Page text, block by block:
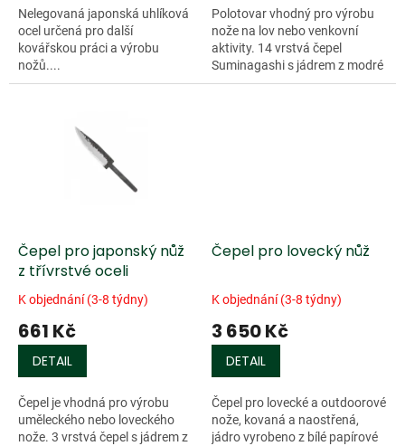
Nelegovaná japonská uhlíková
ocel určená pro další
kovářskou práci a výrobu
nožů....
Polotovar vhodný pro výrobu
nože na lov nebo venkovní
aktivity. 14 vrstvá čepel
Suminagashi s jádrem z modré
papírové oceli. Tvrdost 62 HRC.
Čepel pro japonský nůž
z třívrstvé oceli
K objednání (3-8 týdny)
661 Kč
DETAIL
Čepel je vhodná pro výrobu
uměleckého nebo loveckého
nože. 3 vrstvá čepel s jádrem z
Čepel pro lovecký nůž
K objednání (3-8 týdny)
3 650 Kč
DETAIL
Čepel pro lovecké a outdoorové
nože, kovaná a naostřená,
jádro vyrobeno z bílé papírové